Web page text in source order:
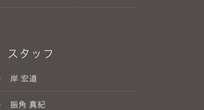
スタッフ
岸 宏道
振角 真紀